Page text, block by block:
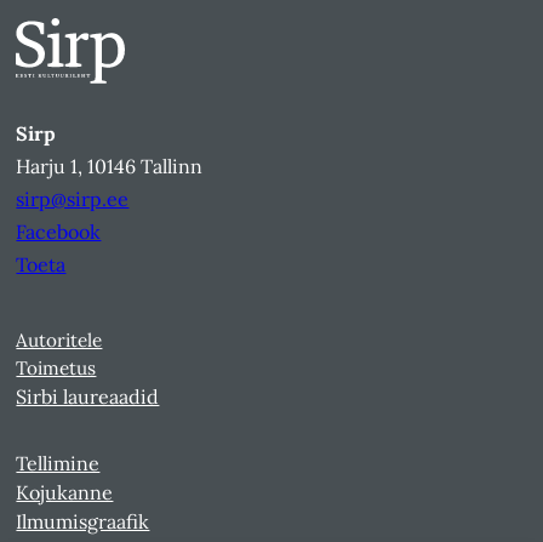
Sirp
Harju 1, 10146 Tallinn
sirp@sirp.ee
Facebook
Toeta
Autoritele
Toimetus
Sirbi laureaadid
Tellimine
Kojukanne
Ilmumisgraafik